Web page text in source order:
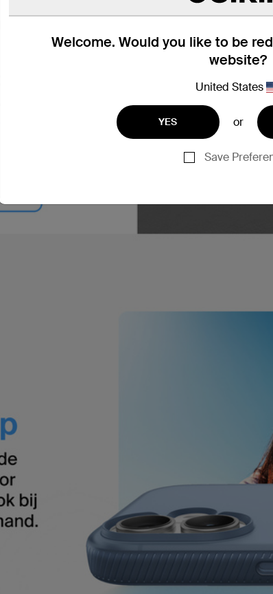
Welcome. Would you like to be
website?
United States
YES or
Save